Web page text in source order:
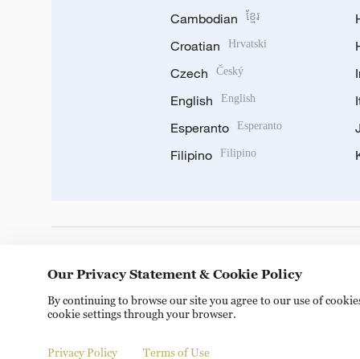
Cambodian ខ្មែរ
Croatian Hrvatski
Czech Český
English English
Esperanto Esperanto
Filipino Filipino
Copyright © 2024 CGTN. 京ICP备20000184号
Our Privacy Statement & Cookie Policy
By continuing to browse our site you agree to our use of
cookie settings through your browser.
Privacy Policy Terms of Use